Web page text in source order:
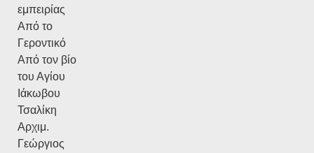
εμπειρίας
Από το
Γεροντικό
Από τον βίο
του Αγίου
Ιάκωβου
Τσαλίκη
Αρχιμ.
Γεώργιος